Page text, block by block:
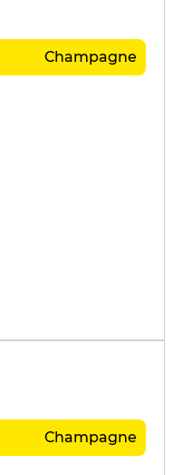
Champagne
Champagne